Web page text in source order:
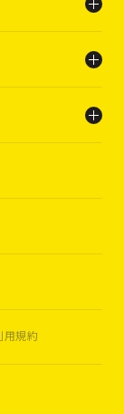
用規約